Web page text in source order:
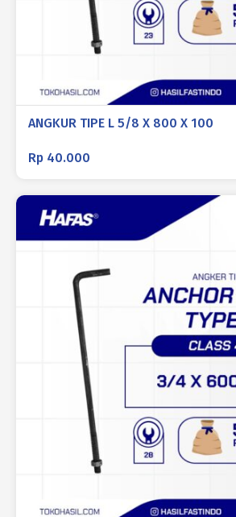
ANGKUR TIPE L 5/8 X 800 X 100
Rp 40.000